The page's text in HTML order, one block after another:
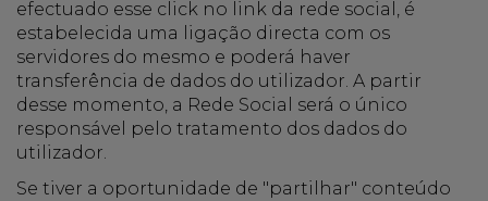
efectuado esse click no link da rede social, é
estabelecida uma ligação directa com os
servidores do mesmo e poderá haver
transferência de dados do utilizador. A partir
desse momento, a Rede Social será o único
responsável pelo tratamento dos dados do
utilizador.
Se tiver a oportunidade de "partilhar" conteúdo